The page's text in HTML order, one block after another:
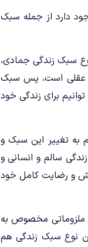
دارد از جمله سبک
سبک زندگی جمادی،
عقلی است، پس سبک
برای زندگی خود
به تغییر این سبک و
سالم و انسانی و
و رضایت کامل خود
ملزوماتی مخصوص به
نوع سبک زندگی هم